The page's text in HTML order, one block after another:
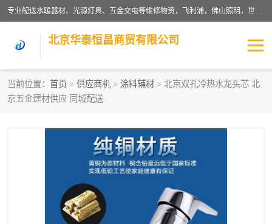
专业配送水暖器材、光源灯具、五金交电等维修物资，飞利浦，佛山照明，世达，博世，九牧，特陶等各产品涉及国内外知名品牌。公司专注与物业、学校、酒店、工厂等单位合作，提供一站式配送服务，降低客户综合成本。依托电子商务改变传统模式，以专业的团队为客户提供24H物资配送到达，货到月结、统一开票，便捷退换等服务，提高了企业的运营效率。
北京华泰恒昌商贸有限公司
当前位置： 首页 > 供应商机 > 涂料辅材 > 北京双孔冷热水龙头芯 北
京五金建材供应 同城配送
水暖阀门
涂料辅材